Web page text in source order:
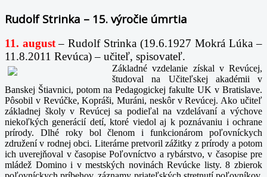
Rudolf Strinka – 15. výročie úmrtia
11. august – Rudolf Strinka (19.6.1927 Mokrá Lúka –
11.8.2011 Revúca) – učiteľ, spisovateľ.
Základné vzdelanie získal v Revúcej,
študoval na Učiteľskej akadémii v
Banskej Štiavnici, potom na Pedagogickej fakulte UK v Bratislave.
Pôsobil v Revúčke, Kopráši, Muráni, neskôr v Revúcej. Ako učiteľ
základnej školy v Revúcej sa podieľal na vzdelávaní a výchove
niekoľkých generácií detí, ktoré viedol aj k poznávaniu i ochrane
prírody. Dlhé roky bol členom i funkcionárom poľovníckych
združení v rodnej obci. Literárne pretvoril zážitky z prírody a potom
ich uverejňoval v časopise Poľovníctvo a rybárstvo, v časopise pre
mládež Domino i v mestských novinách Revúcke listy. 8 zbierok